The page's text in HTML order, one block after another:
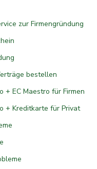
zur Firmengründung
bestellen
+ EC Maestro für Firmen
+ Kreditkarte für Privat